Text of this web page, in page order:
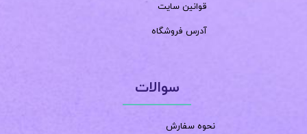
سوالات
نحوه سفارش
قوانین سایت
آدرس فروشگاه